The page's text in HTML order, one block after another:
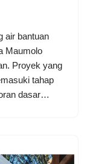
air bantuan
Maumolo
Proyek yang
tahap
dasar…